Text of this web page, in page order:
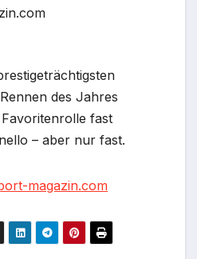
des Jahres
fast
– aber nur fast.
magazin.com